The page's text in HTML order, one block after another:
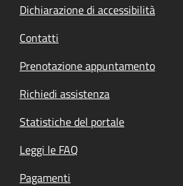
Dichiarazione di accessibilità
Contatti
Prenotazione appuntamento
Richiedi assistenza
Statistiche del portale
Leggi le FAQ
Pagamenti